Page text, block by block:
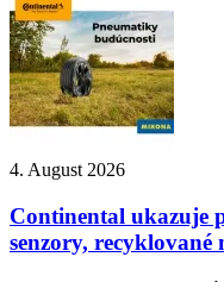
4. August 2026
Continental ukazuje
senzory,